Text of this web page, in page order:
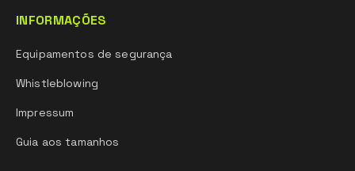
INFORMAÇÕES
Equipamentos de segurança
Whistleblowing
Impressum
Guia aos tamanhos